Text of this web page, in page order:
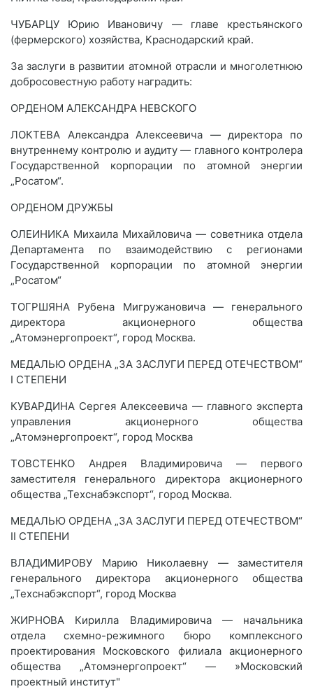
ЧУБАРЦУ Юрию Ивановичу — главе крестьянского
(фермерского) хозяйства, Краснодарский край.
За заслуги в развитии атомной отрасли и многолетнюю
добросовестную работу наградить:
ОРДЕНОМ АЛЕКСАНДРА НЕВСКОГО
ЛОКТЕВА Александра Алексеевича — директора по
внутреннему контролю и аудиту — главного контролера
Государственной корпорации по атомной энергии
„Росатом“.
ОРДЕНОМ ДРУЖБЫ
ОЛЕИНИКА Михаила Михайловича — советника отдела
Департамента по взаимодействию с регионами
Государственной корпорации по атомной энергии
„Росатом“
ТОГРШЯНА Рубена Мигружановича — генерального
директора акционерного общества
„Атомэнергопроект“, город Москва.
МЕДАЛЬЮ ОРДЕНА „ЗА ЗАСЛУГИ ПЕРЕД ОТЕЧЕСТВОМ“
I СТЕПЕНИ
КУВАРДИНА Сергея Алексеевича — главного эксперта
управления акционерного общества
„Атомэнергопроект“, город Москва
ТОВСТЕНКО Андрея Владимировича — первого
заместителя генерального директора акционерного
общества „Техснабэкспорт“, город Москва.
МЕДАЛЬЮ ОРДЕНА „ЗА ЗАСЛУГИ ПЕРЕД ОТЕЧЕСТВОМ“
II СТЕПЕНИ
ВЛАДИМИРОВУ Марию Николаевну — заместителя
генерального директора акционерного общества
„Техснабэкспорт“, город Москва
ЖИРНОВА Кирилла Владимировича — начальника
отдела схемно-режимного бюро комплексного
проектирования Московского филиала акционерного
общества „Атомэнергопроект“ — »Московский
проектный институт"